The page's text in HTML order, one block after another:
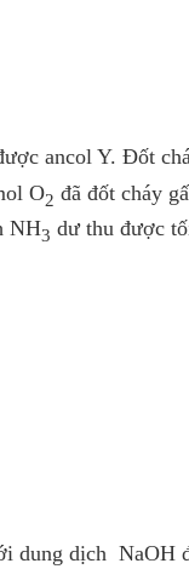
ancol Y. Đốt
O2 đã đốt cháy
NH3 dư thu được
dung dịch NaOH